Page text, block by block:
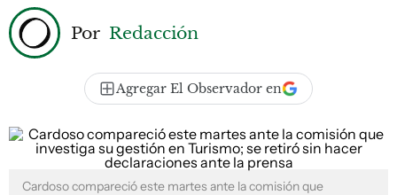
Por Redacción
Agregar El Observador en
Cardoso compareció este martes ante la comisión que